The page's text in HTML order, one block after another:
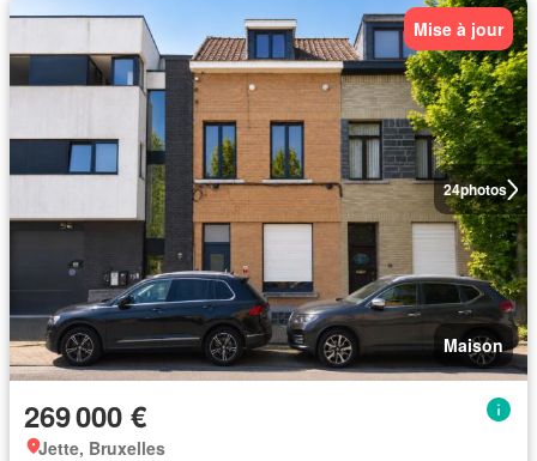
24photos
Mise à jour
Maison
269 000 €
Jette, Bruxelles